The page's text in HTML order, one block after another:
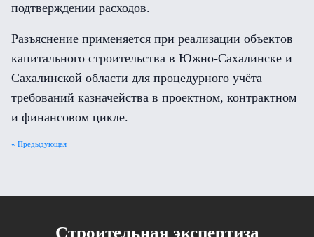
подтверждении расходов.
Разъяснение применяется при реализации объектов
капитального строительства в Южно-Сахалинске и
Сахалинской области для процедурного учёта
требований казначейства в проектном, контрактном
и финансовом цикле.
« Предыдующая
Cтроительная экспертиза